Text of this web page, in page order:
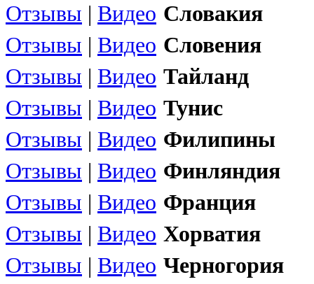
Отзывы | Видео Словакия
Отзывы | Видео Словения
Отзывы | Видео Тайланд
Отзывы | Видео Тунис
Отзывы | Видео Филипины
Отзывы | Видео Финляндия
Отзывы | Видео Франция
Отзывы | Видео Хорватия
Отзывы | Видео Черногория